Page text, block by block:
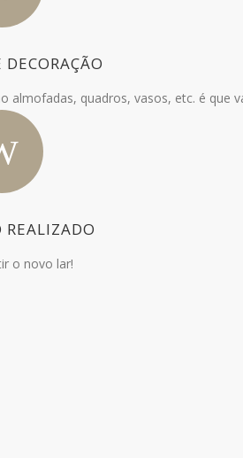
quadros, vasos, etc. é que
REALIZADO
o novo lar!